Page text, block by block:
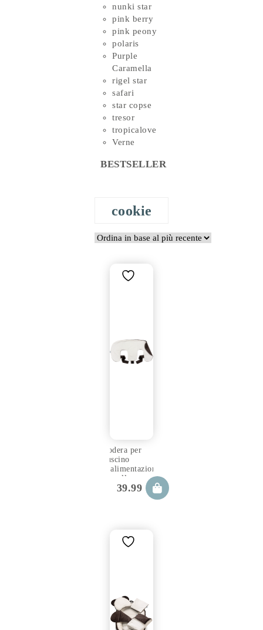
nunki star
pink berry
pink peony
polaris
Purple
Caramella
rigel star
safari
star copse
tresor
tropicalove
Verne
BESTSELLER
cookie
Fodera per
cuscino
d’alimentazione
gemellare
cookie39.99 €